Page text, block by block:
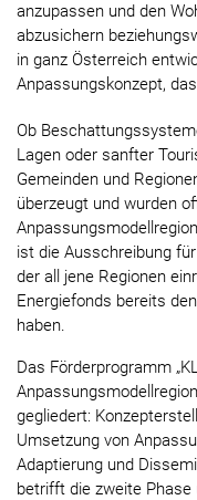
anzupassen und den
abzusichern
in ganz Österreich
Anpassungskonzept,
Ob
Lagen oder sanfter
Gemeinden und
überzeugt und wurden
ist die Ausschreibung
der all jene Regionen
Energiefonds bereits
haben.
Das Förderprogramm
gegliedert:
Umsetzung von
Adaptierung und
betrifft die zweite